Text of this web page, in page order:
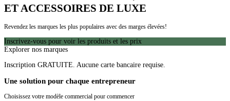
ET ACCESSOIRES DE LUXE
Revendez les marques les plus populaires avec des marges élevées!
Inscrivez-vous pour voir les produits et les prix
Explorer nos marques
Inscription GRATUITE. Aucune carte bancaire requise.
Une solution pour chaque entrepreneur
Choisissez votre modèle commercial pour commencer